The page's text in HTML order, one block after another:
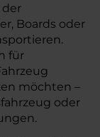
Boards oder
für
möchten –
oder